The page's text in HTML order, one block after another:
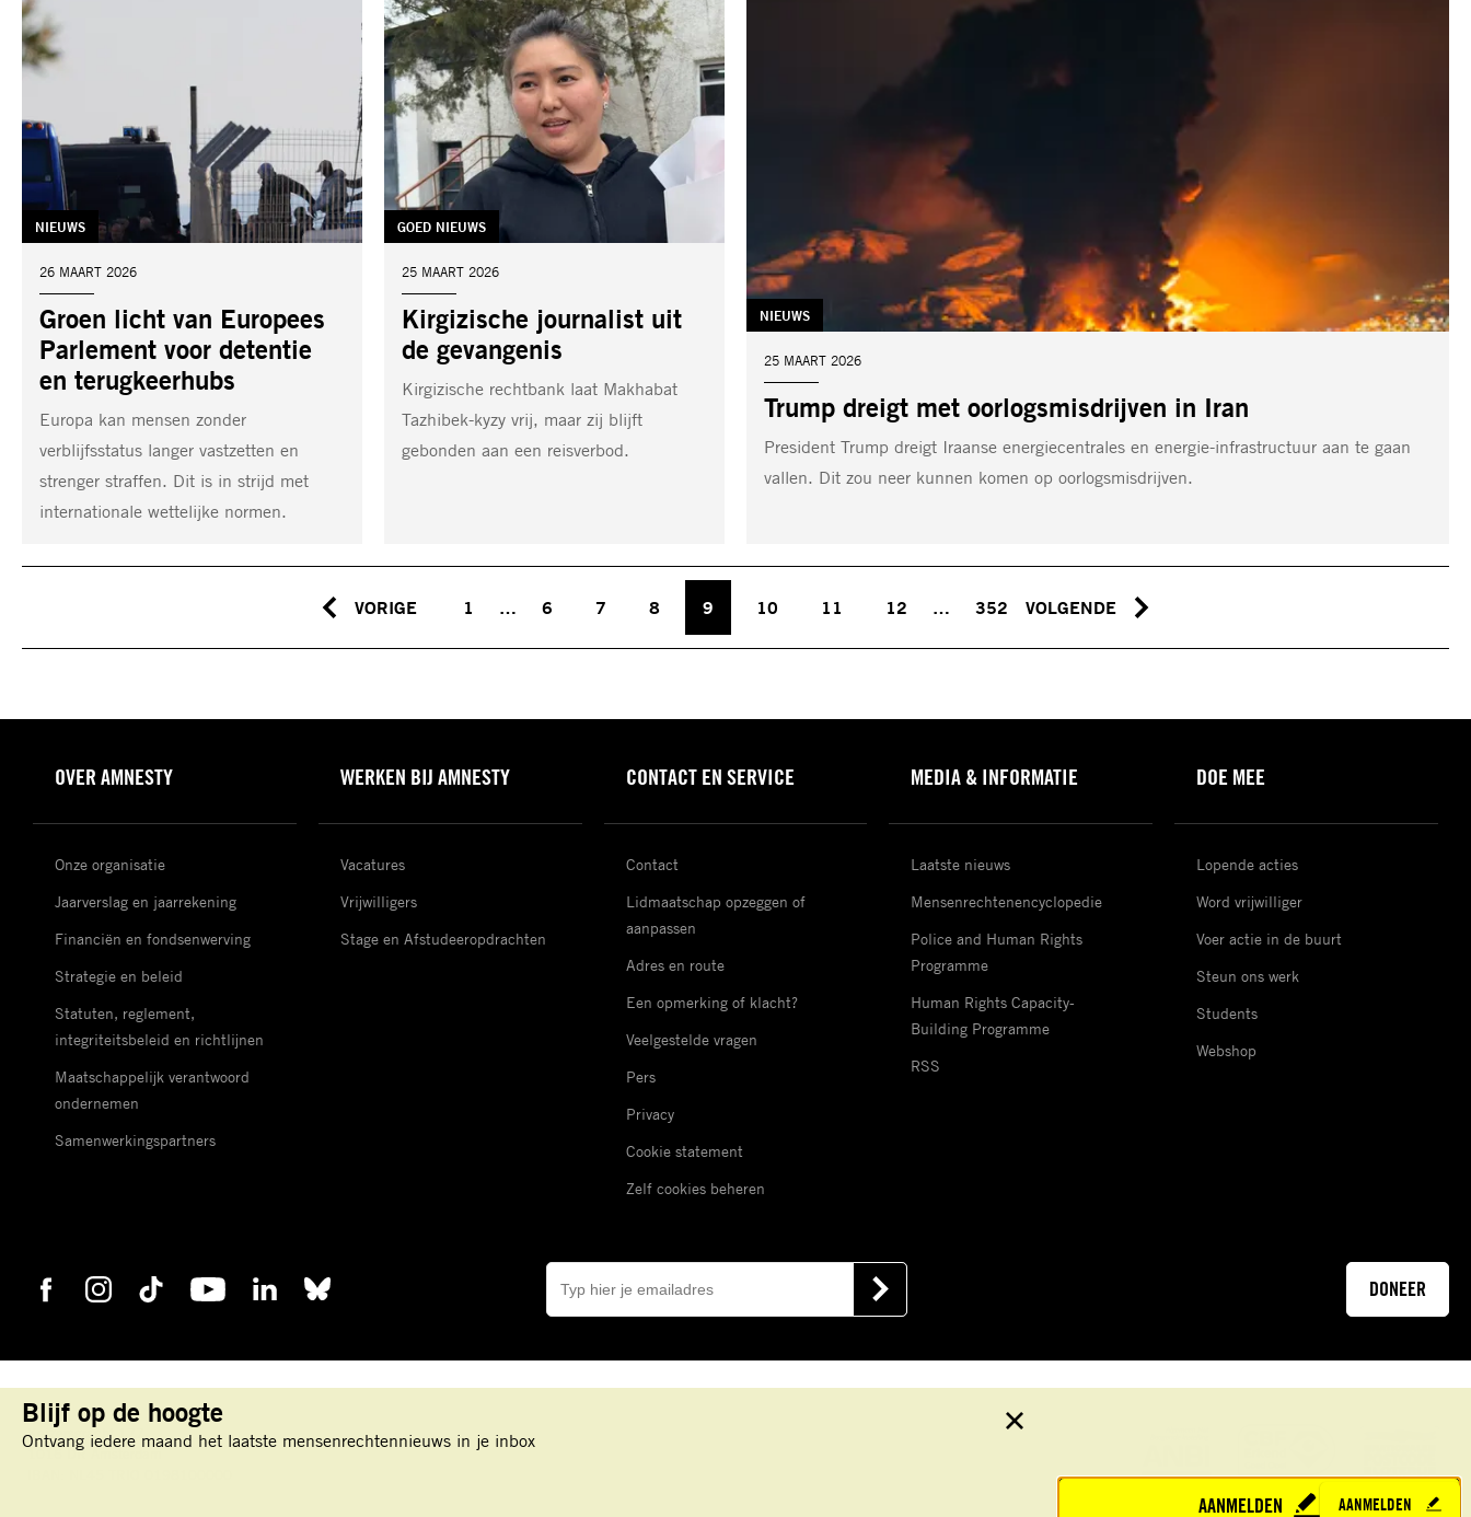
Groen licht van Europees
Parlement voor detentie
en terugkeerhubs
TAG:
NIEUWS
DATUM:
26 MAART 2026
Europa kan mensen zonder
verblijfsstatus langer vastzetten en
strenger straffen. Dit is in strijd met
internationale wettelijke normen.
Kirgizische journalist uit
de gevangenis
TAG:
GOED NIEUWS
DATUM:
25 MAART 2026
Kirgizische rechtbank laat Makhabat
Tazhibek-kyzy vrij, maar zij blijft
gebonden aan een reisverbod.
Trump dreigt met oorlogsmisdrijven in Iran
TAG:
NIEUWS
DATUM:
25 MAART 2026
President Trump dreigt Iraanse energiecentrales en energie-infrastructuur aan te gaan
vallen. Dit zou neer kunnen komen op oorlogsmisdrijven.
VORIGE 1 … 6 7 8 9 10 11 12 … 352 VOLGENDE
OVER AMNESTY
Onze organisatie
Jaarverslag en jaarrekening
Financiën en fondsenwerving
Strategie en beleid
Statuten, reglement,
integriteitsbeleid en richtlijnen
Maatschappelijk verantwoord
ondernemen
Samenwerkingspartners
WERKEN BIJ AMNESTY
Vacatures
Vrijwilligers
Stage en Afstudeeropdrachten
CONTACT EN SERVICE
Contact
Lidmaatschap opzeggen of
aanpassen
Adres en route
Een opmerking of klacht?
Veelgestelde vragen
Pers
Privacy
Cookie statement
Zelf cookies beheren
MEDIA & INFORMATIE
Laatste nieuws
Mensenrechtenencyclopedie
Police and Human Rights
Programme
Human Rights Capacity-
Building Programme
RSS
DOE MEE
Lopende acties
Word vrijwilliger
Voer actie in de buurt
Steun ons werk
Students
Webshop
DONEER
mail
VERSTUUR
Keizersgracht 177
1016 DR Amsterdam
Blijf op de hoogte
Ontvang iedere maand het laatste mensenrechtennieuws in je inbox
AANMELDEN AANMELDEN
Sluit